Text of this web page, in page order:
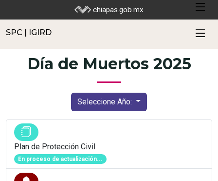
chiapas.gob.mx
SPC | IGIRD
Día de Muertos 2025
Seleccione Año:
Plan de Protección Civil
En proceso de actualización...